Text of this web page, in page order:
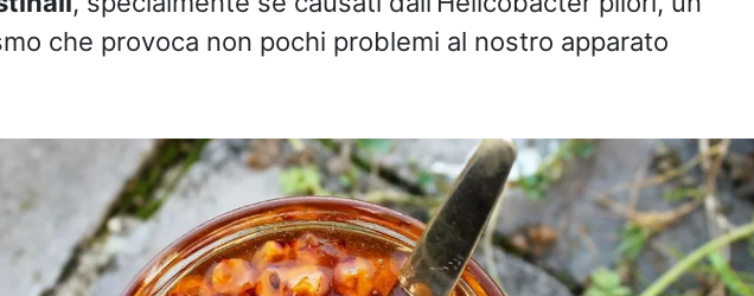
che provoca non pochi problemi al nostro apparato